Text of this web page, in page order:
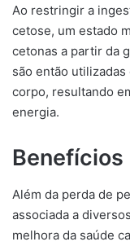
Ao restringir a
cetose, um estado
cetonas a partir da
são então
corpo, resultando
energia.
Além da perda de
associada a
melhora da saúde